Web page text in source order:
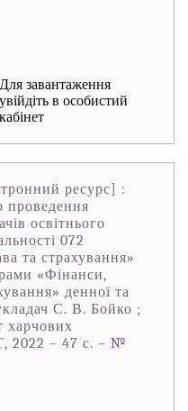
Для завантаження
увійдіть в особистий
кабінет
ресурс] :
проведення
освітнього
072
та страхування»
«Фінанси,
денної та
С. В. Бойко ;
харчових
2022 – 47 с. – №